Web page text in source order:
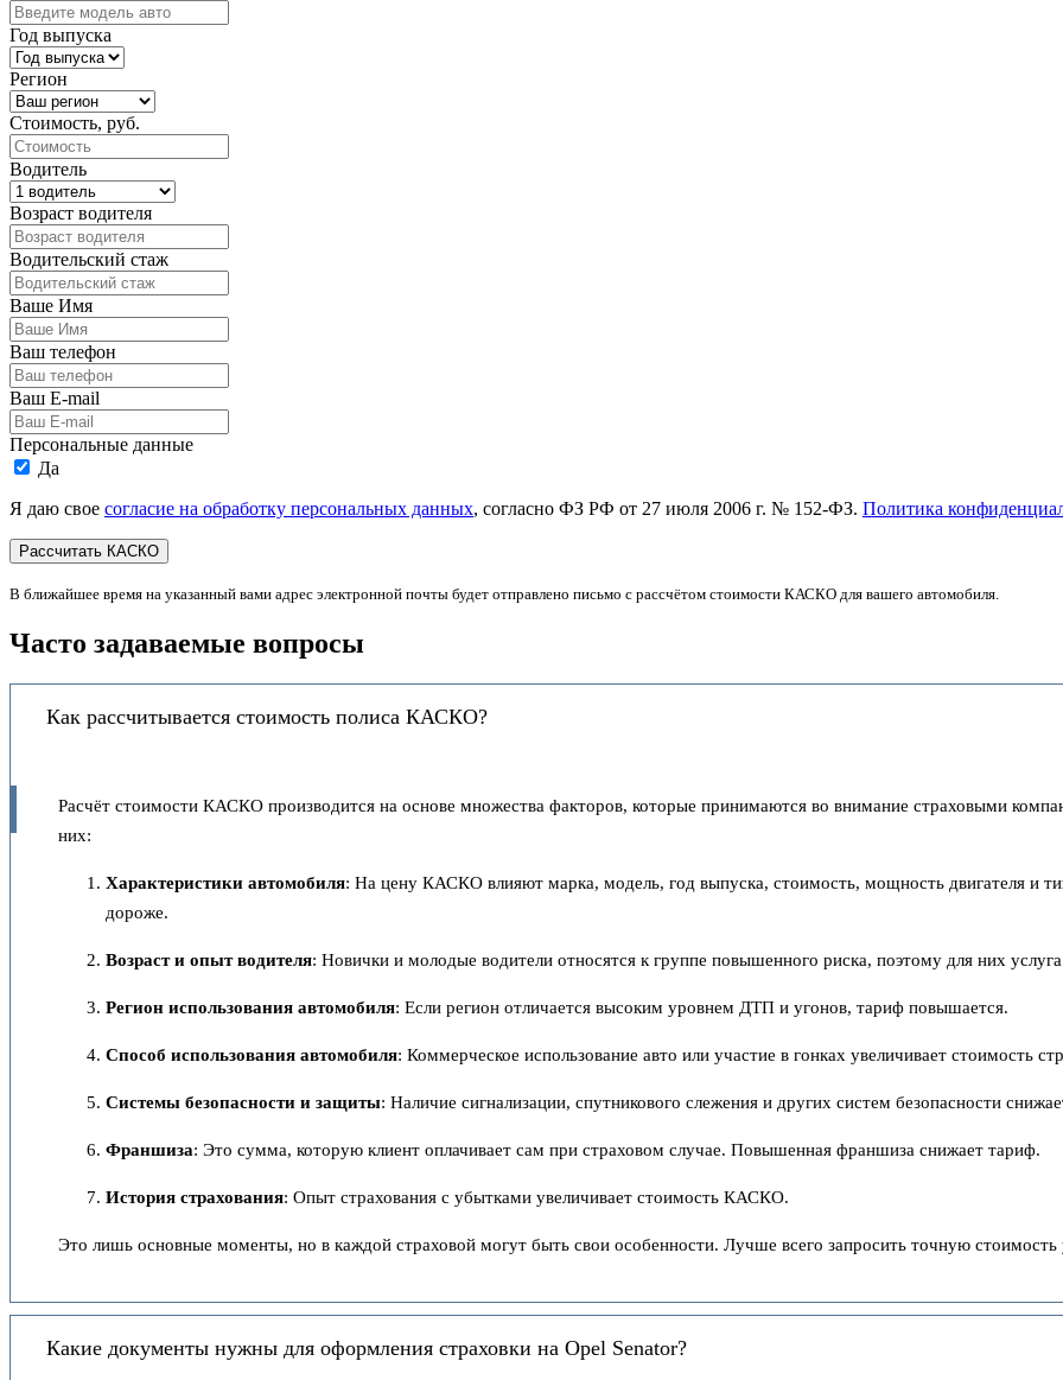
Год выпуска
Регион
Стоимость, руб.
Водитель
Возраст водителя
Водительский стаж
Ваше Имя
Ваш телефон
Ваш E-mail
Персональные данные
Да
Я даю свое согласие на обработку персональных данных, согласно ФЗ РФ от 27 июля 2006 г. № 152-ФЗ. Политика
В ближайшее время на указанный вами адрес электронной почты будет отправлено письмо с рассчётом стоимости КАСКО для вашего автомобиля.
Часто задаваемые вопросы
Как рассчитывается стоимость полиса КАСКО?
Расчёт стоимости КАСКО производится на основе множества факторов, которые принимаются во внимание страховыми
них:
Характеристики автомобиля: На цену КАСКО влияют марка, модель, год выпуска, стоимость, мощность двигателя и
дороже.
Возраст и опыт водителя: Новички и молодые водители относятся к группе повышенного риска, поэтому для них
Регион использования автомобиля: Если регион отличается высоким уровнем ДТП и угонов, тариф повышается.
Способ использования автомобиля: Коммерческое использование авто или участие в гонках увеличивает стоимость
Системы безопасности и защиты: Наличие сигнализации, спутникового слежения и других систем безопасности
Франшиза: Это сумма, которую клиент оплачивает сам при страховом случае. Повышенная франшиза снижает тариф.
История страхования: Опыт страхования с убытками увеличивает стоимость КАСКО.
Это лишь основные моменты, но в каждой страховой могут быть свои особенности. Лучше всего запросить точную стоимость
Какие документы нужны для оформления страховки на Opel Senator?